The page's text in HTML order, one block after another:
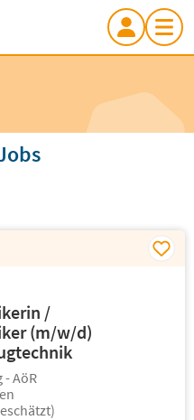
/
(m/w/d)
AöR